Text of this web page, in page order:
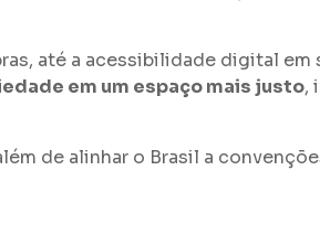
até a acessibilidade digital
em um espaço mais justo,
de alinhar o Brasil a